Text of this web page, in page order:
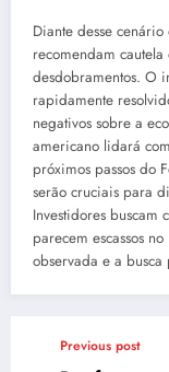
Diante desse
recomendam
desdobramentos. O
rapidamente
negativos sobre a
americano lidará
próximos passos do
serão cruciais para
Investidores buscam
parecem escassos
observada e a
Previous post